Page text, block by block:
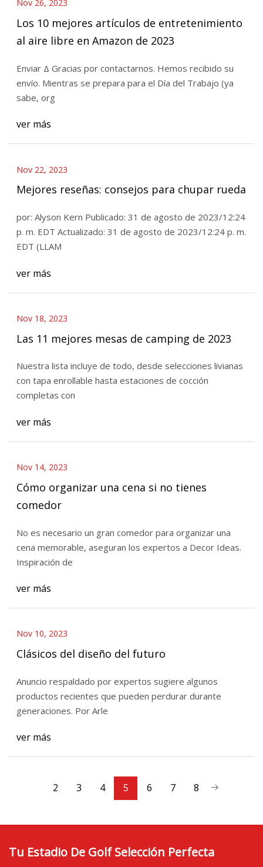
Nov 26, 2023
Los 10 mejores artículos de entretenimiento
al aire libre en Amazon de 2023
Enviar Δ Gracias por contactarnos. Hemos recibido su
envío. Mientras se prepara para el Día del Trabajo (ya
sabe, org
ver más
Nov 22, 2023
Mejores reseñas: consejos para chupar rueda
por: Alyson Kern Publicado: 31 de agosto de 2023/12:24
p. m. EDT Actualizado: 31 de agosto de 2023/12:24 p. m.
EDT (LLAM
ver más
Nov 18, 2023
Las 11 mejores mesas de camping de 2023
Nuestra lista incluye de todo, desde selecciones livianas
con tapa enrollable hasta estaciones de cocción
completas con
ver más
Nov 14, 2023
Cómo organizar una cena si no tienes
comedor
No es necesario un gran comedor para organizar una
cena memorable, aseguran los expertos a Decor Ideas.
Inspiración de
ver más
Nov 10, 2023
Clásicos del diseño del futuro
Anuncio respaldado por expertos sugiere algunos
productos recientes que pueden perdurar durante
generaciones. Por Arle
ver más
2 3 4 5 6 7 8
Tu Estadio De Golf Selección Perfecta